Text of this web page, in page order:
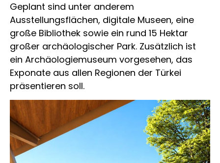
Geplant sind unter anderem
Ausstellungsflächen, digitale Museen, eine
große Bibliothek sowie ein rund 15 Hektar
großer archäologischer Park. Zusätzlich ist
ein Archäologiemuseum vorgesehen, das
Exponate aus allen Regionen der Türkei
präsentieren soll.